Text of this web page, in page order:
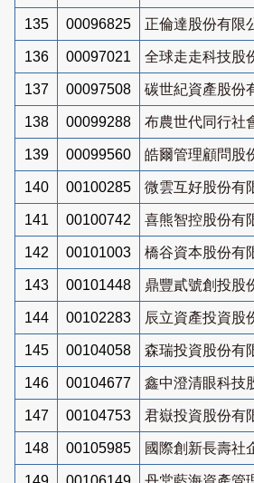
135 00096825 正倫達股份有限
136 00097021 全球走走科技股
137 00097508 碳世紀資產股份
138 00099288 布農世代同行社
139 00099560 皓爾管理顧問股
140 00100285 微雲互好股份有
141 00100742 喜熊智控股份有
142 00101003 橋谷資本股份有
143 00101448 鼎豐貳號創投股
144 00102283 辰立資產投資股
145 00104058 森瑞投資股份有
146 00104677 鑫中澄清眼科技
147 00104753 君嶽投資股份有
148 00105985 國際創新長壽社